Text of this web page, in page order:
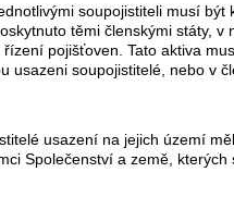
soupojistiteli musí
těmi členskými státy,
pojišťoven. Tato aktiva
usazeni soupojistitelé, nebo v
usazení na jejich území
Společenství a země,